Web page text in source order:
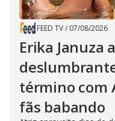
FEED TV/ 07/08/2026
Erika Januza
término com
fãs babando